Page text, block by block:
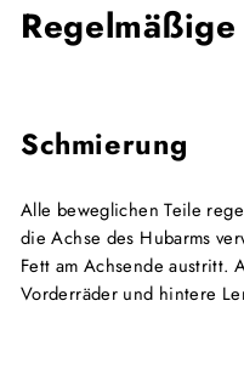
Schmierung
Alle beweglichen Teile
die Achse des Hubarms
Fett am Achsende austritt.
Vorderräder und hintere